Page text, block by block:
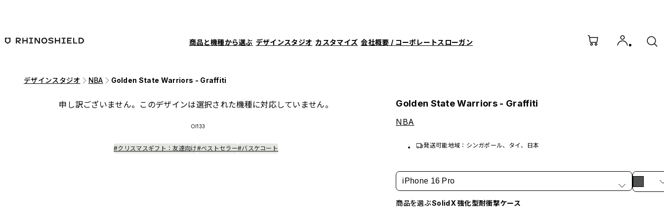
商品と機種から選ぶ デザインスタジオ カスタマイズ 会社概要 / コーポレートスローガン
デザインスタジオ NBA Golden State Warriors - Graffiti
申し訳ございません。このデザインは選択された機種に対応していません。
OI133
#クリスマスギフト：友達向け#ベストセラー#バスケコート
Golden State Warriors - Graffiti
NBA
発送可能地域：シンガポール、タイ、日本
iPhone 16 Pro
商品を選ぶSolidX 強化型耐衝撃ケース